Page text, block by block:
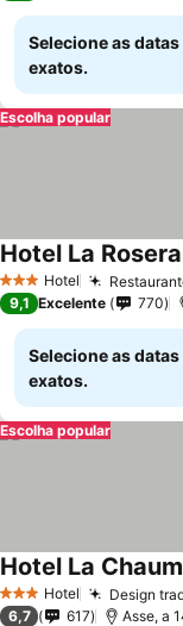
Selecione as
exatos.
Escolha popular
3 EstrelasHotel
Hotel La
9,1 Excelente 770
Selecione as
exatos.
Escolha popular
3 EstrelasHotel Design
Hotel La
6,7 617 Asse, a